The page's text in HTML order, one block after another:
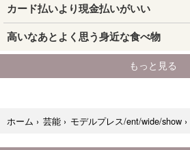
ホーム › 芸能 › モデルプレス/ent/wide/show ›